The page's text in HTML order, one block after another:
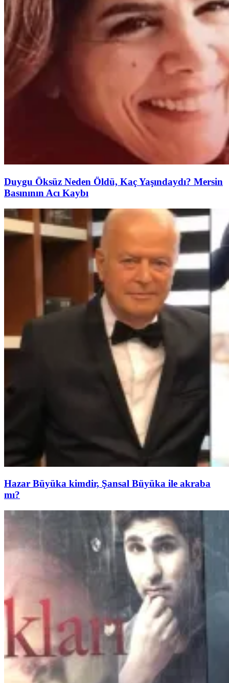
Duygu Öksüz Neden Öldü, Kaç Yaşındaydı? Mersin
Basınının Acı Kaybı
Hazar Büyüka kimdir, Şansal Büyüka ile akraba
mı?